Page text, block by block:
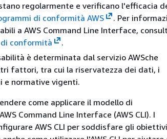
regolarmente e verificano l'efficacia
di conformità AWS . Per
a AWS Command Line Interface,
di conformità
.
è determinata dal servizio AWSche
fattori, tra cui la riservatezza dei dati, i
e normative vigenti.
come applicare il modello di
Command Line Interface (AWS CLI). I
AWS CLI per soddisfare gli